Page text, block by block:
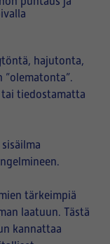
hajutonta,
tiedostamatta
tärkeimpiä
laatuun. Tästä
kannattaa